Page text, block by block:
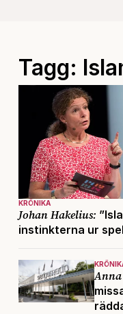
Tagg:
KRÖNIKA
Johan Hakelius:
instinkterna ur spel